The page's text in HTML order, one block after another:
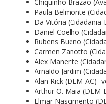
Chiquinho Brazão
Paula Belmonte
Da Vitória (Cidadania-
Daniel Coelho
Rubens Bueno
Carmen Zanotto
Alex Manente
Arnaldo Jardim
Alan Rick (DEM-AC) -
Arthur O. Maia (DEM-
Elmar Nascimento